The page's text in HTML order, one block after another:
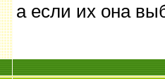
а если их она